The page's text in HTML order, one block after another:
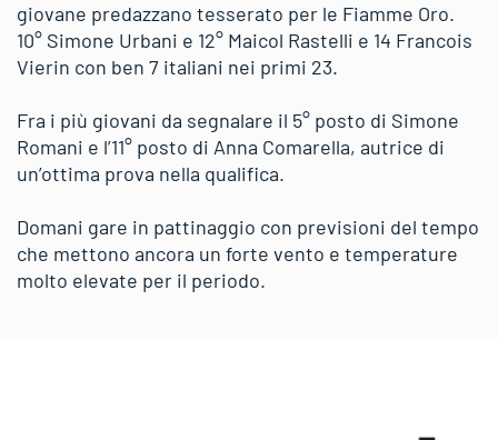
giovane predazzano tesserato per le Fiamme Oro.
10° Simone Urbani e 12° Maicol Rastelli e 14 Francois
Vierin con ben 7 italiani nei primi 23.
Fra i più giovani da segnalare il 5° posto di Simone
Romani e l’11° posto di Anna Comarella, autrice di
un’ottima prova nella qualifica.
Domani gare in pattinaggio con previsioni del tempo
che mettono ancora un forte vento e temperature
molto elevate per il periodo.